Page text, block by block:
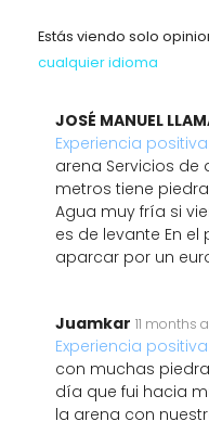
Estás viendo solo
cualquier idioma
JOSÉ MANUEL
Experiencia positiva:
arena Servicios de
metros tiene
Agua muy fría si
es de levante En el
aparcar por un
Juamkar 11 months
Experiencia positiva:
con muchas
día que fui hacia
la arena con